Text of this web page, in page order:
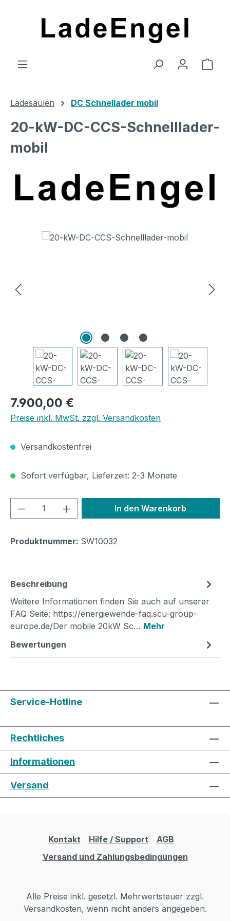
Ladesäulen DC Schnellader mobil
20-kW-DC-CCS-Schnelllader-
mobil
Bildergalerie überspringen
Regulärer Preis:
7.900,00 €
Preise inkl. MwSt. zzgl. Versandkosten
Versandkostenfrei
Sofort verfügbar, Lieferzeit: 2-3 Monate
Produkt Anzahl: Gib denIn den Warenkorb
Produktnummer: SW10032
Beschreibung
Weitere Informationen finden Sie auch auf unserer
FAQ Seite: https://energiewende-faq.scu-group-
europe.de/Der mobile 20kW Sc… Mehr
Bewertungen
Service-Hotline
Rechtliches
Informationen
Versand
Kontakt Hilfe / Support
AGB
Versand und Zahlungsbedingungen
Alle Preise inkl. gesetzl. Mehrwertsteuer zzgl.
Versandkosten, wenn nicht anders angegeben.